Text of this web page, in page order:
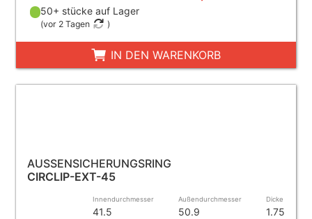
50+ stücke auf Lager
(vor 2 Tagen )
IN DEN WARENKORB
AUSSENSICHERUNGSRING
CIRCLIP-EXT-45
Innendurchmesser
41.5
Außendurchmesser
50.9
Dicke
1.75